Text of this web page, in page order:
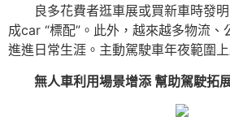
良多花費者逛車展或買新車時發
成car “標配”。此外，越來越多物流、
進進日常生涯。主動駕駛車年夜範圍
無人車利用場景增添 幫助駕駛拓